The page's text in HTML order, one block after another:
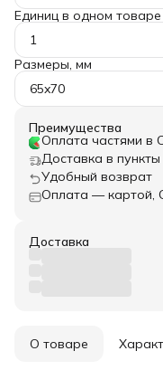
Единиц в одном товаре
1
Размеры, мм
65x70
Преимущества
Оплата частями в
Доставка в
Удобный возврат
Оплата — картой,
Доставка
О товаре